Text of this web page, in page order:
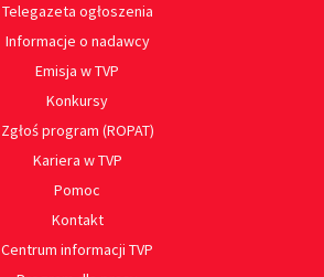
Telegazeta ogłoszenia
Informacje o nadawcy
Emisja w TVP
Konkursy
Zgłoś program (ROPAT)
Kariera w TVP
Pomoc
Kontakt
Centrum informacji TVP